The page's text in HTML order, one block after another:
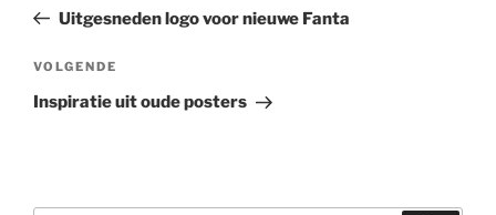
bericht
Uitgesneden logo voor nieuwe Fanta
Volgend
bericht
VOLGENDE
Inspiratie uit oude posters